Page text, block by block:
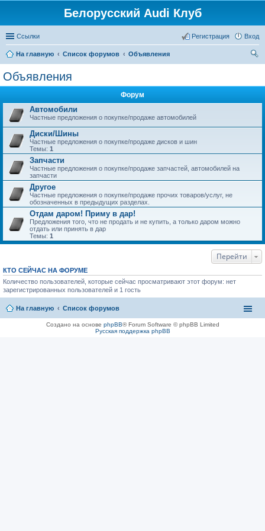
Белорусский Audi Клуб
Ссылки Вход
Регистрация
На главную Список форумов
Объявления
Объявления
Форум
Автомобили
Частные предложения о покупке/продаже автомобилей
Диски/Шины
Частные предложения о покупке/продаже дисков и шин
Темы: 1
Запчасти
Частные предложения о покупке/продаже запчастей, автомобилей на
запчасти
Другое
Частные предложения о покупке/продаже прочих товаров/услуг, не
обозначенных в предыдущих разделах.
Отдам даром! Приму в дар!
Предложения того, что не продать и не купить, а только даром можно
отдать или принять в дар
Темы: 1
Перейти
КТО СЕЙЧАС НА ФОРУМЕ
Количество пользователей, которые сейчас просматривают этот форум: нет
зарегистрированных пользователей и 1 гость
На главную Список форумов
Создано на основе phpBB® Forum Software © phpBB Limited
Русская поддержка phpBB